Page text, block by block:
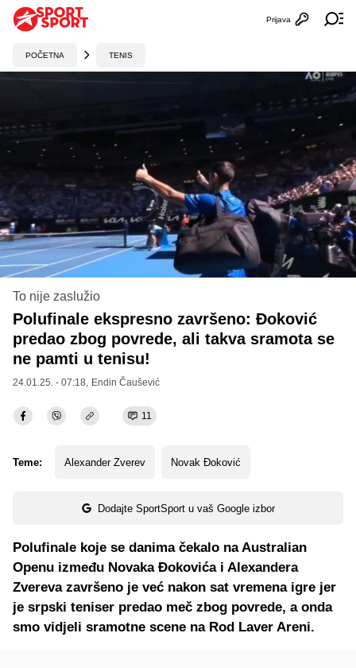
Otvori
Prijava
POČETNA TENIS
To nije zaslužio
Polufinale ekspresno završeno: Đoković
predao zbog povrede, ali takva sramota se
ne pamti u tenisu!
24.01.25. - 07:18, Endin Čaušević
11
Teme: Alexander Zverev Novak Đoković
Dodajte SportSport u vaš Google izbor
Polufinale koje se danima čekalo na Australian
Openu između Novaka Đokovića i Alexandera
Zvereva završeno je već nakon sat vremena igre jer
je srpski teniser predao meč zbog povrede, a onda
smo vidjeli sramotne scene na Rod Laver Areni.